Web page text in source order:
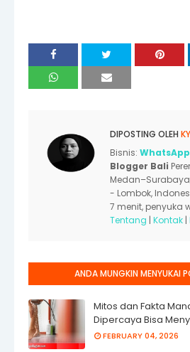
DIPOSTING OLEH
Bisnis: WhatsApp
Blogger Bali
- Lombok,
7 menit, penyuka
Tentang | Kontak |
ANDA MUNGKIN MENYUKAI
Mitos dan Fakta
Dipercaya Bisa
FEBRUARY 04, 2026